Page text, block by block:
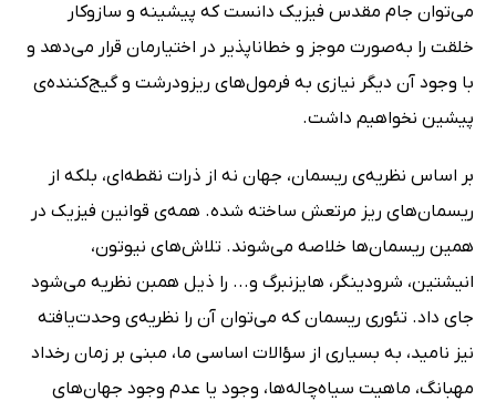
می‌توان جام مقدس فیزیک دانست که پیشینه و سازوکار
خلقت را به‌صورت موجز و خطاناپذیر در اختیارمان قرار می‌دهد و
با وجود آن دیگر نیازی به فرمول‌های ریزودرشت و گیج‌کننده‌ی
پیشین نخواهیم داشت.
بر اساس نظریه‌ی ریسمان، جهان نه از ذرات نقطه‌ای، بلکه از
ریسمان‌های ریز مرتعش ساخته شده. همه‌ی قوانین فیزیک در
همین ریسمان‌ها خلاصه می‌شوند. تلاش‌های نیوتون،
انیشتین، شرودینگر، هایزنبرگ و... را ذیل همبن نظریه می‌شود
جای داد. تئوری ریسمان که می‌توان آن را نظریه‌ی وحدت‌یافته
نیز نامید، به بسیاری از سؤالات اساسی ما، مبنی بر زمان رخداد
مهبانگ، ماهیت سیاه‌چاله‌ها، وجود یا عدم وجود جهان‌های